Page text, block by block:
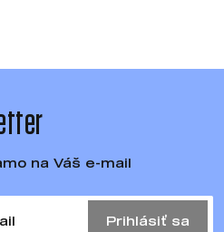
na Váš e-mail
Prihlásiť sa